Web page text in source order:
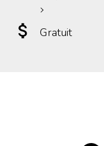
Gratuit